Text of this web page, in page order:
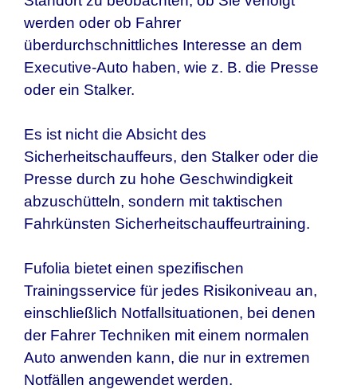
werden oder ob Fahrer
überdurchschnittliches Interesse an dem
Executive-Auto haben, wie z. B. die Presse
oder ein Stalker.
Es ist nicht die Absicht des
Sicherheitschauffeurs, den Stalker oder die
Presse durch zu hohe Geschwindigkeit
abzuschütteln, sondern mit taktischen
Fahrkünsten Sicherheitschauffeurtraining.
Fufolia bietet einen spezifischen
Trainingsservice für jedes Risikoniveau an,
einschließlich Notfallsituationen, bei denen
der Fahrer Techniken mit einem normalen
Auto anwenden kann, die nur in extremen
Notfällen angewendet werden.